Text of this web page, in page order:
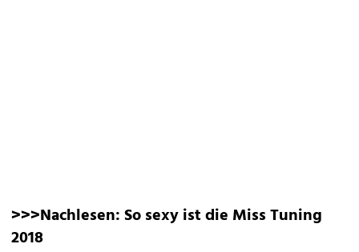
>>>Nachlesen:So sexy ist die Miss Tuning
2018